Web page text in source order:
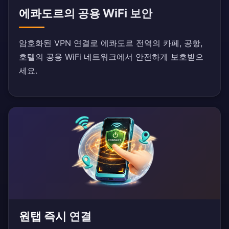
에콰도르의 공용 WiFi 보안
암호화된 VPN 연결로 에콰도르 전역의 카페, 공항,
호텔의 공용 WiFi 네트워크에서 안전하게 보호받으
세요.
원탭 즉시 연결